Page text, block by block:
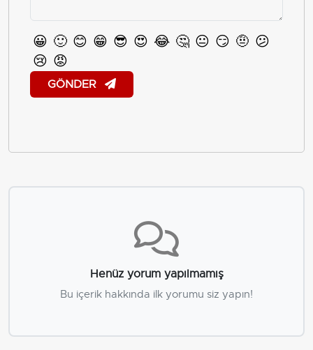
😀 🙂 😊 😁 😎 😍 😂 🤔 😐 😏 🤨 😕
😢 😡
GÖNDER
Henüz yorum yapılmamış
Bu içerik hakkında ilk yorumu siz yapın!